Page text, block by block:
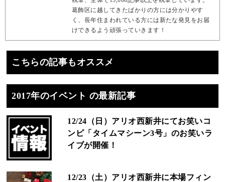
葛飾区に越してきたばかりの方には分かりやす
く、長年住まわれている方には新たな発見をお届
けできるよう頑張っていきます！
こちらの記事もオススメ
2017年のイベント の最新記事
12/24（日）アリオ西新井にてお笑いコ
ンビ「タイムマシーン3号」のお笑いラ
イブが開催！
12/23（土）アリオ西新井に本場フィン